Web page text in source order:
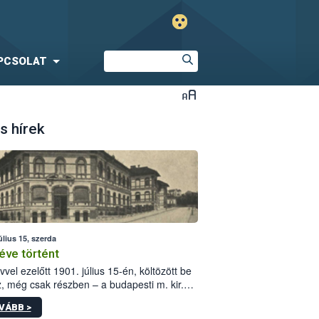
hírek
15, szerda
történt
ezelőtt 1901. július 15-én, költözött be
még csak részben – a budapesti m. kir.
állomás a Kis Rókus utca
alatti, Czigler Győző által tervezett új
>